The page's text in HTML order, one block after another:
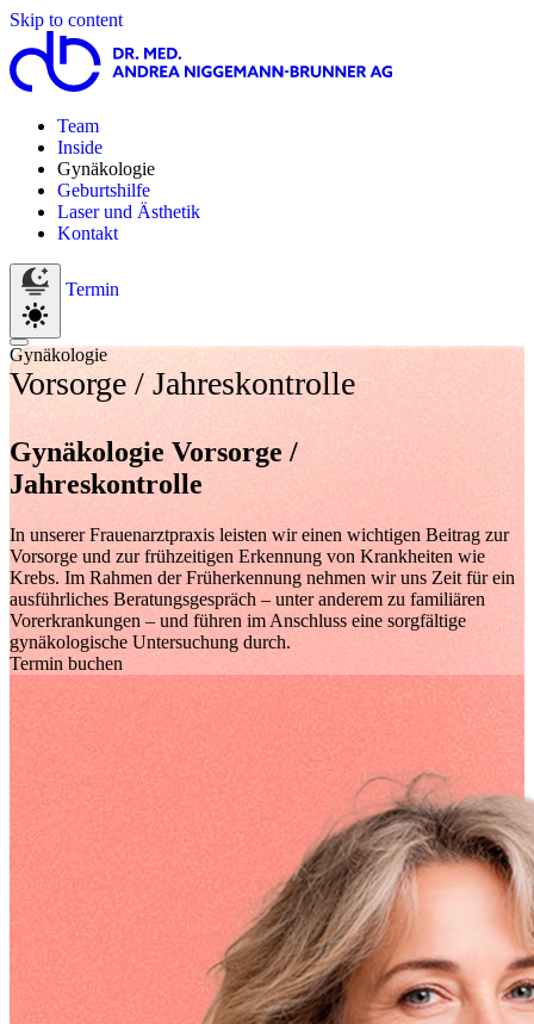
Skip to content
Team
Inside
Gynäkologie
Geburtshilfe
Laser und Ästhetik
Kontakt
Termin
Gynäkologie
Vorsorge / Jahreskontrolle
Gynäkologie Vorsorge /
Jahreskontrolle
In unserer Frauenarztpraxis leisten wir einen wichtigen Beitrag zur
Vorsorge und zur frühzeitigen Erkennung von Krankheiten wie
Krebs. Im Rahmen der Früherkennung nehmen wir uns Zeit für ein
ausführliches Beratungsgespräch – unter anderem zu familiären
Vorerkrankungen – und führen im Anschluss eine sorgfältige
gynäkologische Untersuchung durch.
Termin buchen